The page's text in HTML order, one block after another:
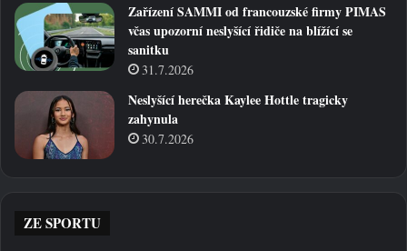
Zařízení SAMMI od francouzské firmy PIMAS
včas upozorní neslyšící řidiče na blížící se
sanitku
31.7.2026
Neslyšící herečka Kaylee Hottle tragicky
zahynula
30.7.2026
ZE SPORTU